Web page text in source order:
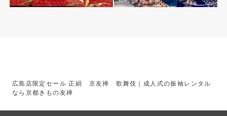
広島店限定セール 正絹 京友禅 歌舞伎｜成人式の振袖レンタル
なら京都きもの友禅